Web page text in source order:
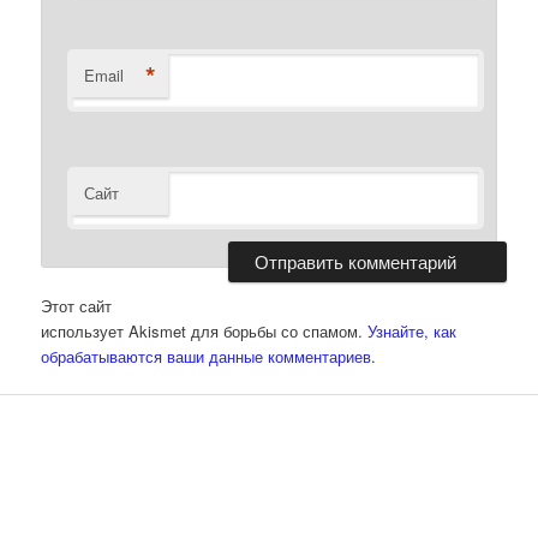
Email *
Сайт
Этот сайт
использует Akismet для борьбы со спамом.Узнайте, как
обрабатываются ваши данные комментариев.